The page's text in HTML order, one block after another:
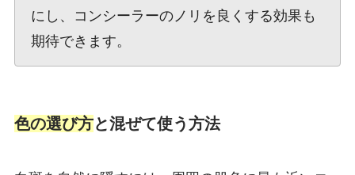
にし、コンシーラーのノリを良くする効果も
期待できます。
色の選び方と混ぜて使う方法